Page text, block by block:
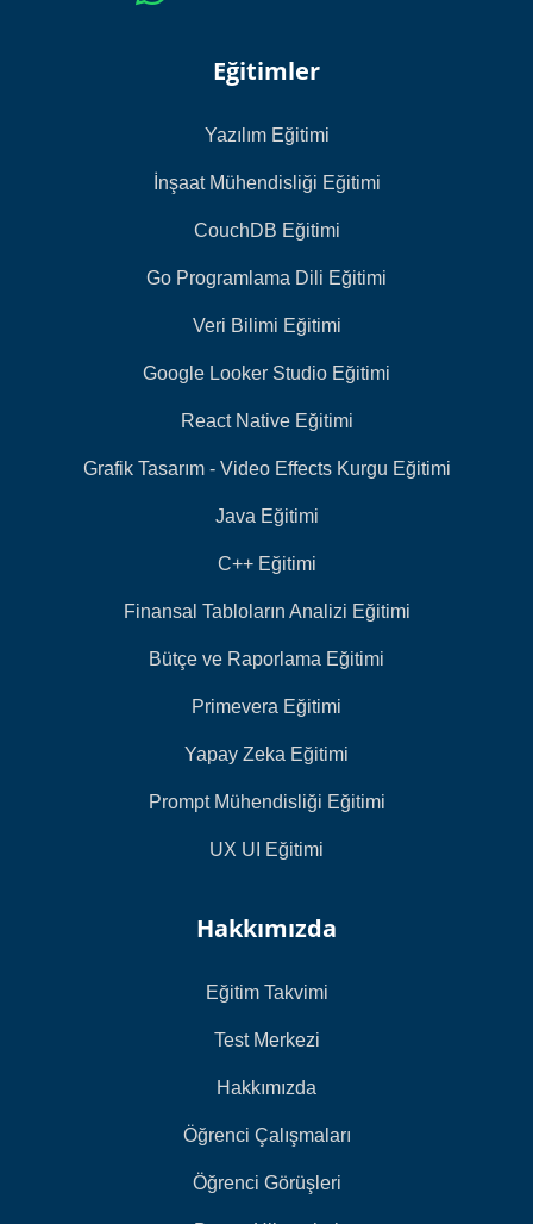
Eğitimler
Yazılım Eğitimi
İnşaat Mühendisliği Eğitimi
CouchDB Eğitimi
Go Programlama Dili Eğitimi
Veri Bilimi Eğitimi
Google Looker Studio Eğitimi
React Native Eğitimi
Grafik Tasarım - Video Effects Kurgu Eğitimi
Java Eğitimi
C++ Eğitimi
Finansal Tabloların Analizi Eğitimi
Bütçe ve Raporlama Eğitimi
Primevera Eğitimi
Yapay Zeka Eğitimi
Prompt Mühendisliği Eğitimi
UX UI Eğitimi
Hakkımızda
Eğitim Takvimi
Test Merkezi
Hakkımızda
Öğrenci Çalışmaları
Öğrenci Görüşleri